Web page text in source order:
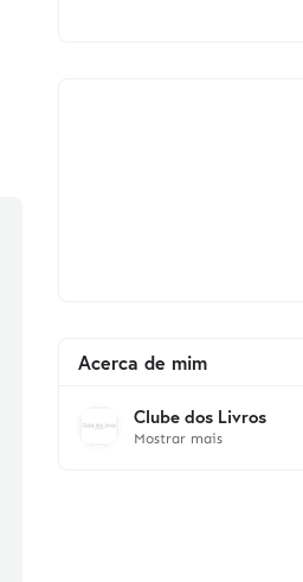
Acerca de mim
Clube dos Livros
Mostrar mais